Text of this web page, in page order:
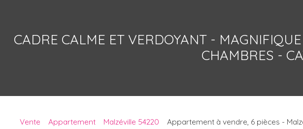
CADRE CALME ET VERDOYANT -
CHAMBRES -
Vente Appartement Malzéville 54220 Appartement à vendre, 6 pièces -